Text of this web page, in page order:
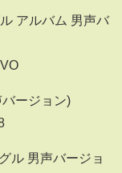
アルバム 男声バ
ージョン)
ル 男声バージョ